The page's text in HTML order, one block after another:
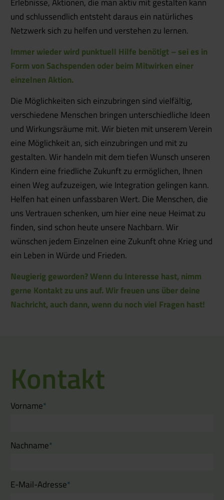
und schlussendlich entsteht daraus ein natürliches
Netzwerk sich zu helfen und verstehen zu lernen.
Immer wieder wird punktuell Hilfe benötigt – sei es in
Form von Sachspenden oder beim Mitwirken einer
einzelnen Aktion.
Die Möglichkeiten sich einzubringen sind vielfältig,
verschiedene Menschen bringen unterschiedliche Ideen
und Wirkungsräume mit. Wir bieten mit unserem Verein
eine Möglichkeit an, sich einzubringen und mit zu
gestalten. Wir handeln mit dem tiefen Wunsch unseren
Kindern eine friedliche Zukunft zu ermöglichen, Ihnen
einen Weg aufzuzeigen, wie Integration gelingen kann.
Helfen hat einen unfassbaren Wert. Die Menschen, die
uns Vertrauen schenken, um hier eine neue Heimat zu
finden, sind schon heute unsere Nachbarn. Wir
wünschen jedem Einzelnen eine Zukunft ohne Krieg und
ein Leben in Würde und Frieden.
Neugierig geworden? Wenn du Interesse hast, nimm
gerne Kontakt zu uns auf. Wir freuen uns über deine
Nachricht, auch dann, wenn du noch viel Fragen hast!
Kontakt
Vorname*
Nachname*
E-Mail-Adresse*